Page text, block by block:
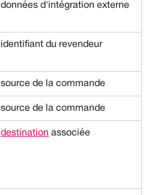
données d'intégration externe
identifiant du revendeur
source de la commande
source de la commande
destination associée